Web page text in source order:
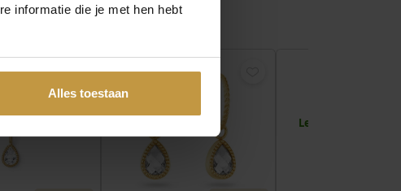
informatie die je met hen hebt
Alles toestaan
Levertijd: 2-3